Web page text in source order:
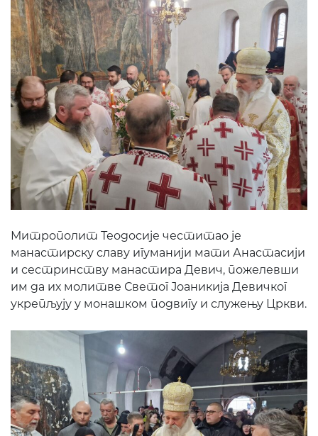
Митрополит Теодосије честитао је
манастирску славу игуманији мати Анастасији
и сестринству манастира Девич, пожелевши
им да их молитве Светог Јоаникија Девичког
укрепљују у монашком подвигу и служењу Цркви.